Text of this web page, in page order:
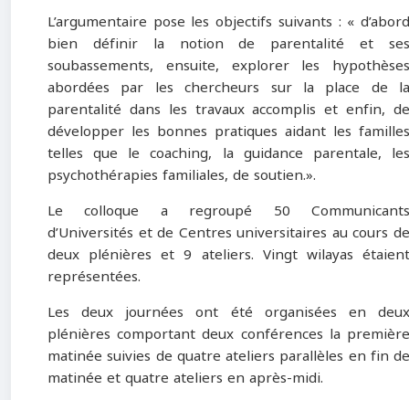
L’argumentaire pose les objectifs suivants : « d’abord
bien définir la notion de parentalité et ses
soubassements, ensuite, explorer les hypothèses
abordées par les chercheurs sur la place de la
parentalité dans les travaux accomplis et enfin, de
développer les bonnes pratiques aidant les familles
telles que le coaching, la guidance parentale, les
psychothérapies familiales, de soutien.».
Le colloque a regroupé 50 Communicants
d’Universités et de Centres universitaires au cours de
deux plénières et 9 ateliers. Vingt wilayas étaient
représentées.
Les deux journées ont été organisées en deux
plénières comportant deux conférences la première
matinée suivies de quatre ateliers parallèles en fin de
matinée et quatre ateliers en après-midi.